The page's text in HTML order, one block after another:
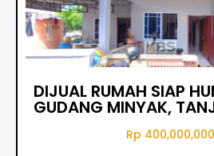
DIJUAL RUMAH SIAP
GUDANG MINYAK,
Rp